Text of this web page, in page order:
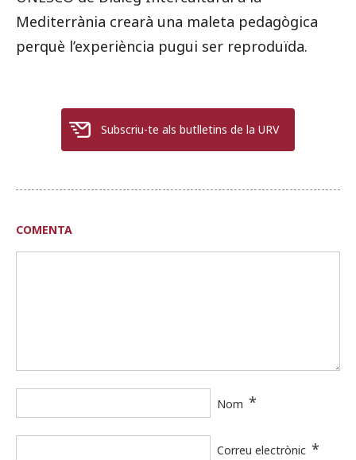
Mediterrània crearà una maleta pedagògica
perquè l’experiència pugui ser reproduïda.
Subscriu-te als butlletins de la URV
COMENTA
Nom *
Correu electrònic *